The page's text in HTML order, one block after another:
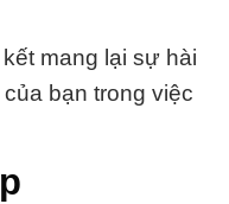
mang lại sự hài
bạn trong việc